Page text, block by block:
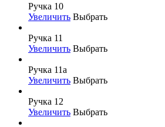
Ручка 10
Увеличить Выбрать
Ручка 11
Увеличить Выбрать
Ручка 11а
Увеличить Выбрать
Ручка 12
Увеличить Выбрать